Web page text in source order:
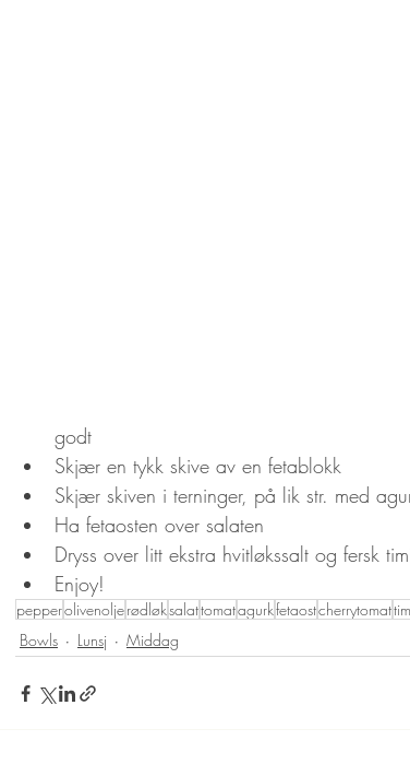
godt
Skjær en tykk skive av en fetablokk
Skjær skiven i terninger, på lik str. med
Ha fetaosten over salaten
Dryss over litt ekstra hvitløkssalt og fersk
Enjoy!
pepperolivenoljerødløksalattomatagurkfetaostcherrytomat
Bowls
Lunsj Middag